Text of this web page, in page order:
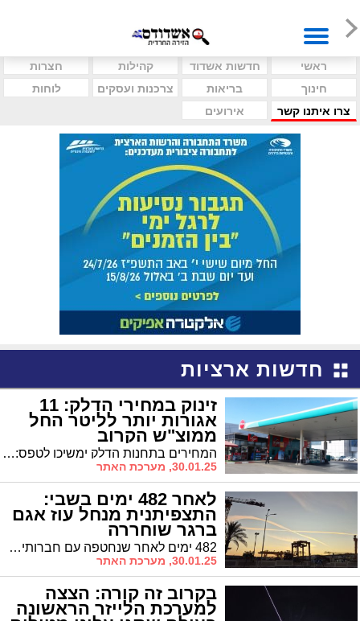
ראשי חדשות אשדוד קהילות
חצרות
חינוך
בריאות צרכנות ועסקים
לוחות
צרו איתנו קשר
אירועים
חדשות ארציות
זינוק במחירי הדלק: 11
אגורות יותר לליטר החל
ממוצ"ש הקרוב
המחירים בתחנות הדלק ימשיכו לטפס: החל ממוצאי שבת יתייקר מחיר הבנזין ב-11 אגורות לליטר, והמחיר לליטר בנזין 95 אוקטן בשירות עצמי יעמוד על 7.31 שקלים.
30.01.25, מערכת האתר
לאחר 482 ימים בשבי:
התצפיתנית מנחל עוז אגם
ברגר שוחררה
482 ימים לאחר שנחטפה עם חברותיה במוצב נחל עוז, הועברה הבוקר התצפיתנית אגם ברגר (20) מחולון לידי הצלב האדום בג'באליה. ברגר, שנראתה מחייכת ומנופפת לשלום, צעדה על רגליה לקראת חירותה, במה שתואר כ"מופע ראווה" של חמאס
30.01.25, מערכת האתר
בקרוב זה קורה: הצצה
למערכת הלייזר הראשונה